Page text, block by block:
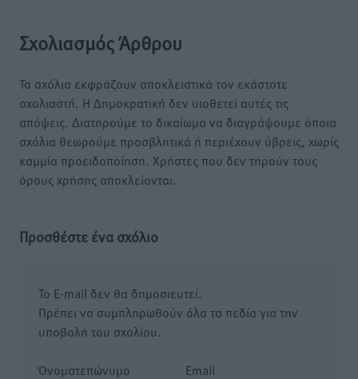
Σχολιασμός Άρθρου
Τα σχόλια εκφράζουν αποκλειστικά τον εκάστοτε
σχολιαστή. Η Δημοκρατική δεν υιοθετεί αυτές τις
απόψεις. Διατηρούμε το δικαίωμα να διαγράψουμε όποια
σχόλια θεωρούμε προσβλητικά ή περιέχουν ύβρεις, χωρίς
καμμία προειδοποίηση. Χρήστες που δεν τηρούν τους
όρους χρήσης αποκλείονται.
Προσθέστε ένα σχόλιο
Το E-mail δεν θα δημοσιευτεί.
Πρέπει να συμπληρωθούν όλα τα πεδία για την
υποβολή του σχολίου.
Όνοματεπώνυμο Email